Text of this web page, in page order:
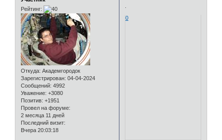
Рейтинг:
Откуда: Академгородок
Зарегистрирован: 04-04-2024
Сообщений: 4992
Уважение: +3080
Позитив: +1951
Провел на форуме:
2 месяца 11 дней
Последний визит:
Вчера 20:03:18
0